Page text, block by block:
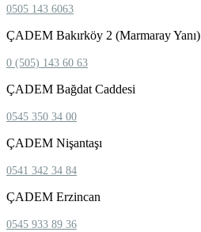
0505 143 6063
ÇADEM Bakırköy 2 (Marmaray Yanı)
0 (505) 143 60 63
ÇADEM Bağdat Caddesi
0545 350 34 00
ÇADEM Nişantaşı
0541 342 34 84
ÇADEM Erzincan
0545 933 89 36